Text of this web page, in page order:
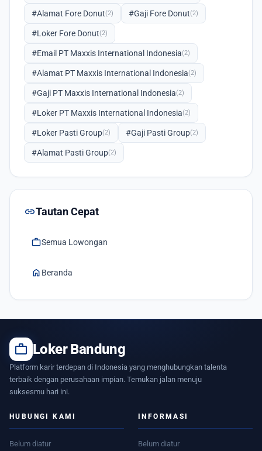
#Alamat Fore Donut(2) #Gaji Fore Donut(2)
#Loker Fore Donut(2)
#Email PT Maxxis International Indonesia(2)
#Alamat PT Maxxis International Indonesia(2)
#Gaji PT Maxxis International Indonesia(2)
#Loker PT Maxxis International Indonesia(2)
#Loker Pasti Group(2) #Gaji Pasti Group(2)
#Alamat Pasti Group(2)
linkTautan Cepat
workSemua Lowongan
home Beranda
work Loker Bandung
Platform karir terdepan di Indonesia yang menghubungkan talenta
terbaik dengan perusahaan impian. Temukan jalan menuju
suksesmu hari ini.
HUBUNGI KAMI
Belum diatur
INFORMASI
Belum diatur